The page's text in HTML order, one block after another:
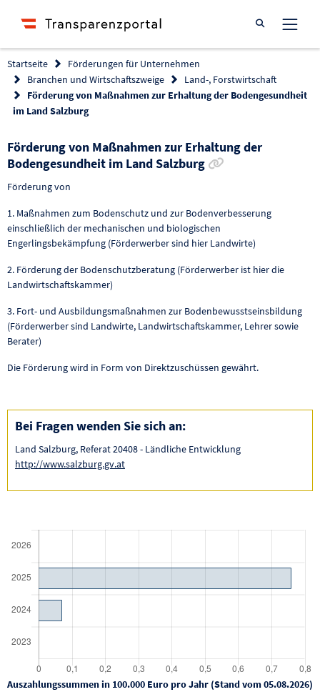
Suche öffnen
Startseite
Förderungen für Unternehmen
Branchen und Wirtschaftszweige
Land-, Forstwirtschaft
Förderung von Maßnahmen zur Erhaltung der Bodengesundheit
im Land Salzburg
Förderung von Maßnahmen zur Erhaltung der
Bodengesundheit im Land Salzburg
Förderung von
1. Maßnahmen zum Bodenschutz und zur Bodenverbesserung
einschließlich der mechanischen und biologischen
Engerlingsbekämpfung (Förderwerber sind hier Landwirte)
2. Förderung der Bodenschutzberatung (Förderwerber ist hier die
Landwirtschaftskammer)
3. Fort- und Ausbildungsmaßnahmen zur Bodenbewusstseinsbildung
(Förderwerber sind Landwirte, Landwirtschaftskammer, Lehrer sowie
Berater)
Die Förderung wird in Form von Direktzuschüssen gewährt.
Bei Fragen wenden Sie sich an:
Land Salzburg, Referat 20408 - Ländliche Entwicklung
http://www.salzburg.gv.at
Auszahlungssummen in 100.000 Euro pro Jahr (Stand vom 05.08.2026)